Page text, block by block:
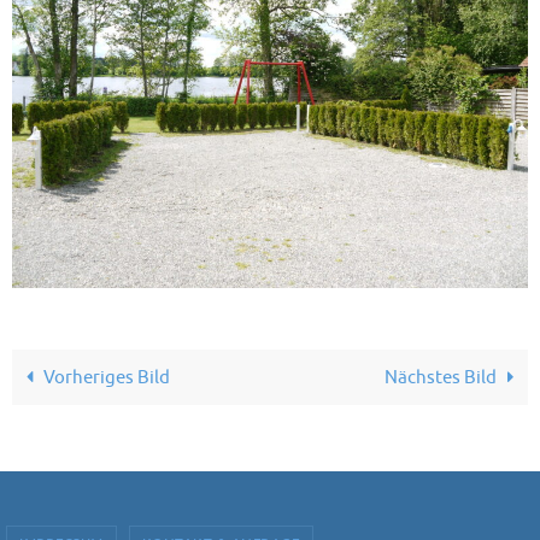
Vorheriges Bild Nächstes Bild